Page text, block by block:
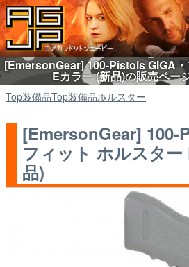
[EmersonGear] 100-Pistols GIGA
Eカラー (新品)の販売ペー
Top装備品Top装備品ホルスター
[EmersonGear] 100-
フィット ホルスター
品)